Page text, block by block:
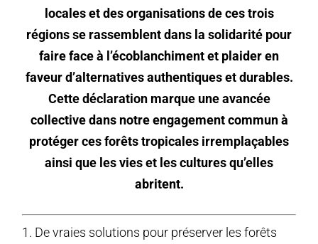
locales et des organisations de ces trois
régions se rassemblent dans la solidarité pour
faire face à l’écoblanchiment et plaider en
faveur d’alternatives authentiques et durables.
Cette déclaration marque une avancée
collective dans notre engagement commun à
protéger ces forêts tropicales irremplaçables
ainsi que les vies et les cultures qu’elles
abritent.
1. De vraies solutions pour préserver les forêts